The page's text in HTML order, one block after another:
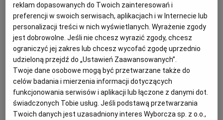
prawem, ale środek mający na celu
doprowadzenie do zgodnej z przepisami decyzji o
wyborze oferty odwołującego.
reklam dopasowanych do Twoich zainteresowań i
preferencji w swoich serwisach, aplikacjach i w Internecie lub
personalizacji treści w nich wyświetlanych. Wyrażenie zgody
jest dobrowolne. Jeśli nie chcesz wyrazić zgody, chcesz
ograniczyć jej zakres lub chcesz wycofać zgodę uprzednio
udzieloną przejdź do „Ustawień Zaawansowanych”.
Twoje dane osobowe mogą być przetwarzane także do
celów badania i mierzenia informacji dotyczących
funkcjonowania serwisów i aplikacji lub łączone z danymi dot.
świadczonych Tobie usług. Jeśli podstawą przetwarzania
Twoich danych jest uzasadniony interes Wyborcza sp. z o.o.,